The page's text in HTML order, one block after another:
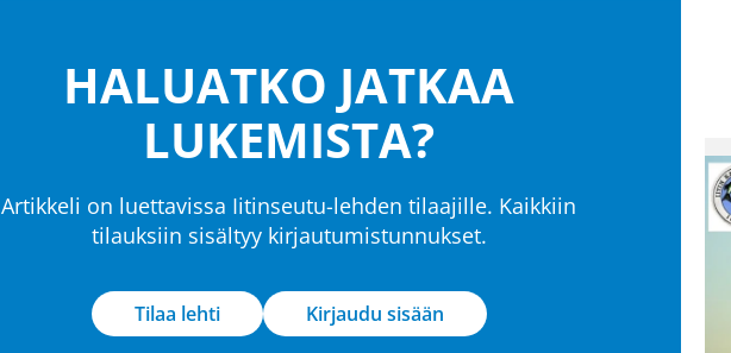
HALUATKO JATKAA
LUKEMISTA?
Artikkeli on luettavissa Iitinseutu-lehden tilaajille. Kaikkiin
tilauksiin sisältyy kirjautumistunnukset.
Tilaa lehti Kirjaudu sisään